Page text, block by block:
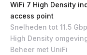
WiFi 7 High Density
access point
Snelheden tot 11.5
High Density
Beheer met UniFi